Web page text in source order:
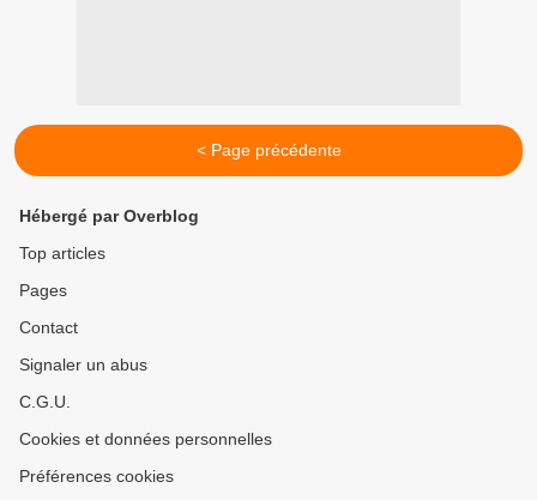
< Page précédente
Hébergé par Overblog
Top articles
Pages
Contact
Signaler un abus
C.G.U.
Cookies et données personnelles
Préférences cookies